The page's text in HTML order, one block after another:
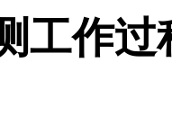
工作